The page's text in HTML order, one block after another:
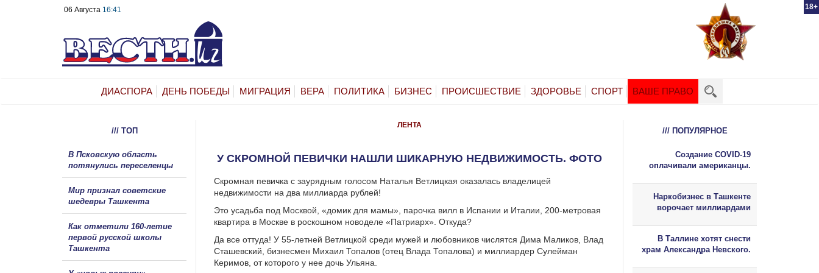
18+
06 Августа 16:41
ДИАСПОРА ДЕНЬ ПОБЕДЫ МИГРАЦИЯ ВЕРА ПОЛИТИКА БИЗНЕС ПРОИСШЕСТВИЕ ЗДОРОВЬЕ СПОРТ ВАШЕ ПРАВО
ЛЕНТА
У СКРОМНОЙ ПЕВИЧКИ НАШЛИ ШИКАРНУЮ НЕДВИЖИМОСТЬ. ФОТО
Скромная певичка с заурядным голосом Наталья Ветлицкая оказалась владелицей
недвижимости на два миллиарда рублей!
Это усадьба под Москвой, «домик для мамы», парочка вилл в Испании и Италии, 200-метровая
квартира в Москве в роскошном новоделе «Патриарх». Откуда?
Да все оттуда! У 55-летней Ветлицкой среди мужей и любовников числятся Дима Маликов, Влад
Сташевский, бизнесмен Михаил Топалов (отец Влада Топалова) и миллиардер Сулейман
Керимов, от которого у нее дочь Ульяна.
/// ТОП
В Псковскую область
потянулись переселенцы
Мир признал советские
шедевры Ташкента
Как отметили 160-летие
первой русской школы
Ташкента
/// ПОПУЛЯРНОЕ
Создание COVID-19
оплачивали американцы.
Наркобизнес в Ташкенте
ворочает миллиардами
В Таллине хотят снести
храм Александра Невского.